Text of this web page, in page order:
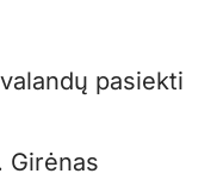
pasiekti
Girėnas